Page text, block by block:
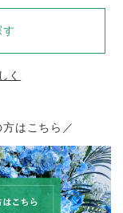
く
はこちら／